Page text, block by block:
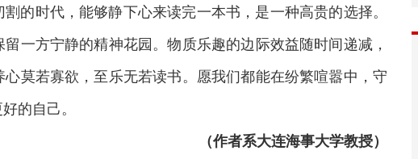
的时代，能够静下心来读完一本书，是一种高贵的选择。
一方宁静的精神花园。物质乐趣的边际效益随时间递减，
莫若寡欲，至乐无若读书。愿我们都能在纷繁喧嚣中，守
的自己。
（作者系大连海事大学教授）